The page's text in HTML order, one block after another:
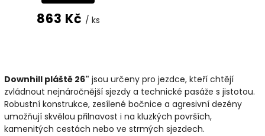
863 Kč / ks
Downhill pláště 26" jsou určeny pro jezdce, kteří chtějí
zvládnout nejnáročnější sjezdy a technické pasáže s jistotou.
Robustní konstrukce, zesílené bočnice a agresivní dezény
umožňují skvělou přilnavost i na kluzkých površích,
kamenitých cestách nebo ve strmých sjezdech.